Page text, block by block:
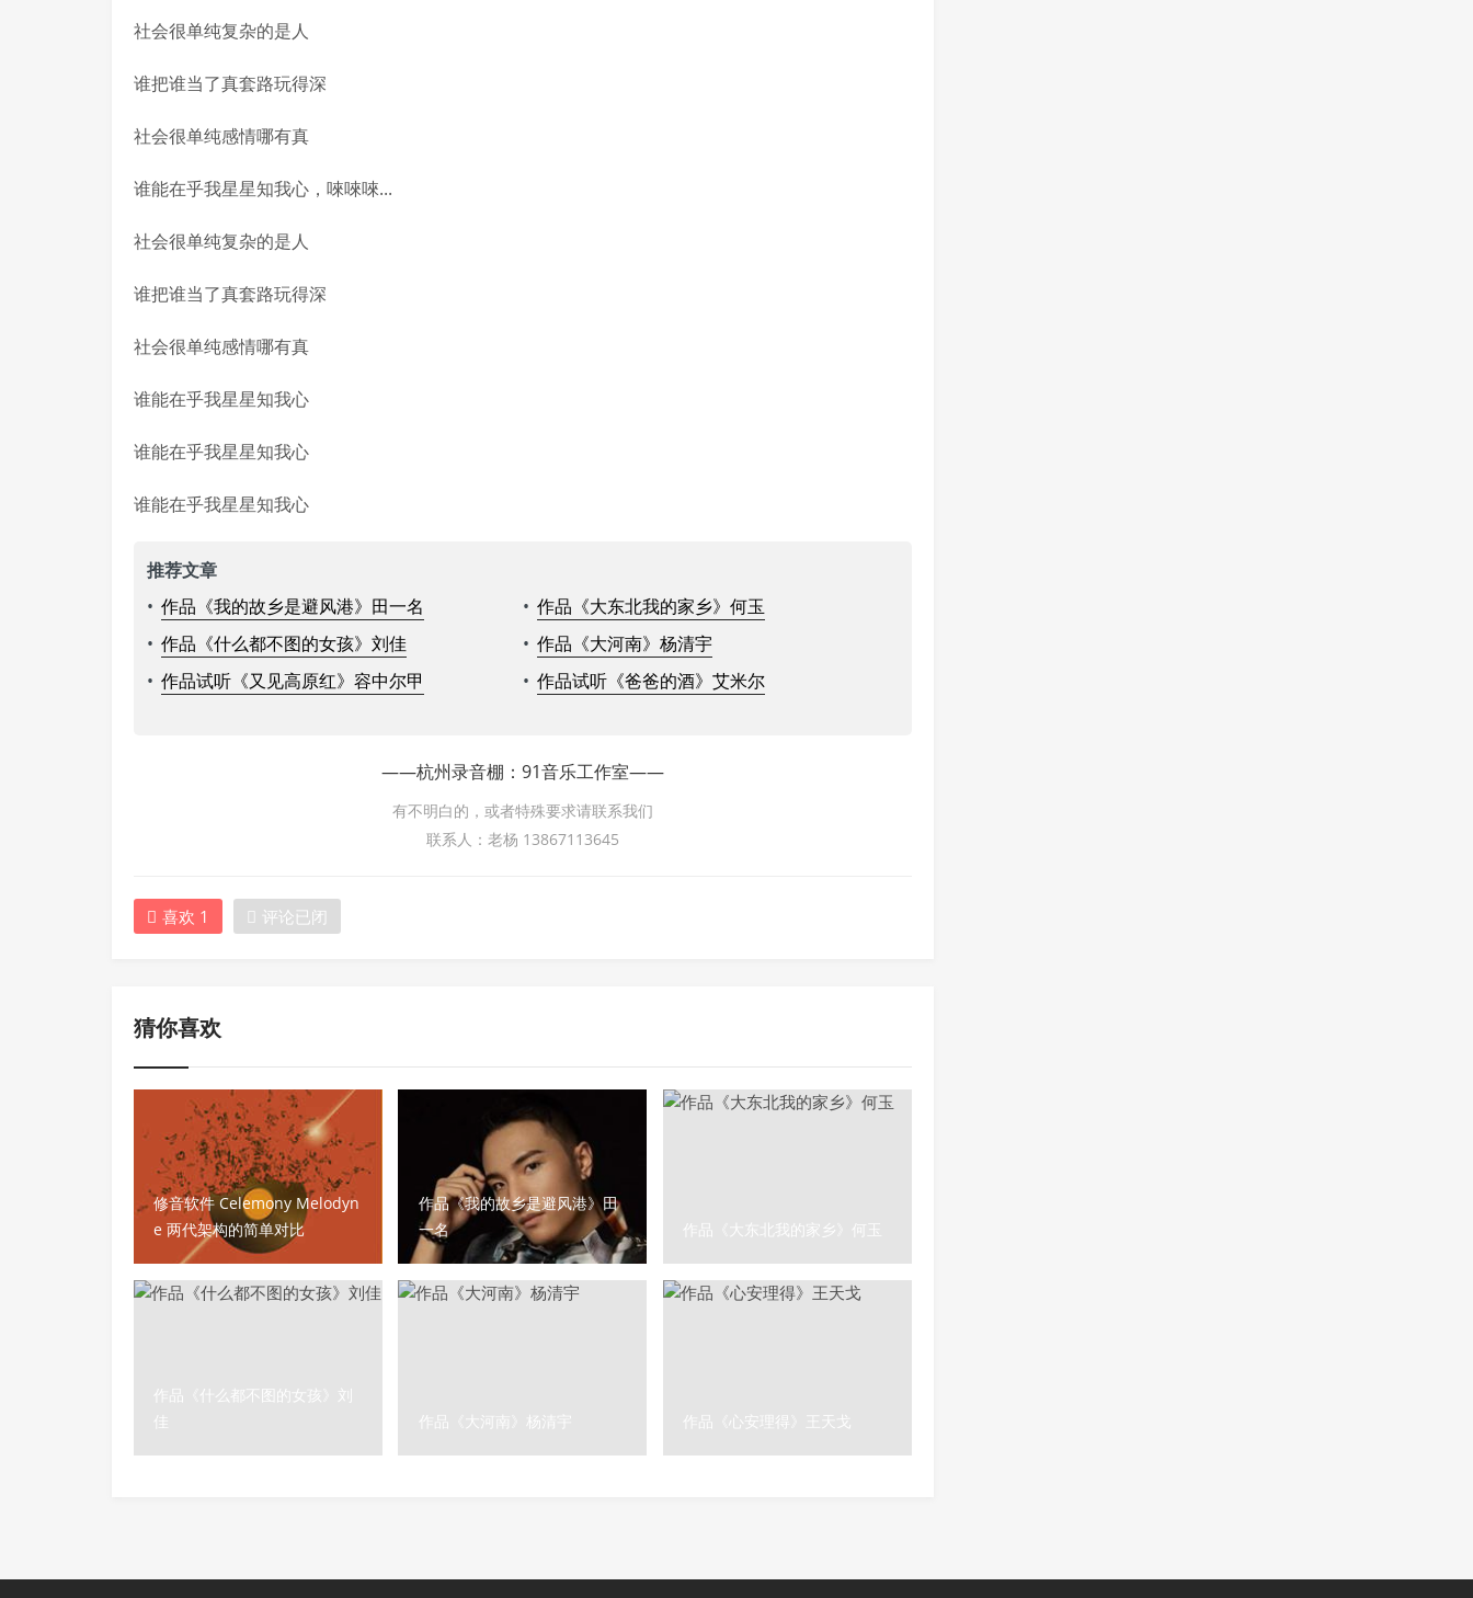
社会很单纯复杂的是人
谁把谁当了真套路玩得深
社会很单纯感情哪有真
谁能在乎我星星知我心，唻唻唻...
社会很单纯复杂的是人
谁把谁当了真套路玩得深
社会很单纯感情哪有真
谁能在乎我星星知我心
谁能在乎我星星知我心
谁能在乎我星星知我心
推荐文章
• 作品《我的故乡是避风港》田一名 • 作品《大东北我的家乡》何玉
• 作品《什么都不图的女孩》刘佳 • 作品《大河南》杨清宇
• 作品试听《又见高原红》容中尔甲 • 作品试听《爸爸的酒》艾米尔
——杭州录音棚：91音乐工作室——
有不明白的，或者特殊要求请联系我们
联系人：老杨 13867113645
喜欢 1 评论已闭
猜你喜欢
修音软件 Celemony Melodyn
e 两代架构的简单对比
作品《我的故乡是避风港》田
一名
作品《大东北我的家乡》何玉
作品《什么都不图的女孩》刘
佳
作品《大河南》杨清宇 作品《心安理得》王天戈